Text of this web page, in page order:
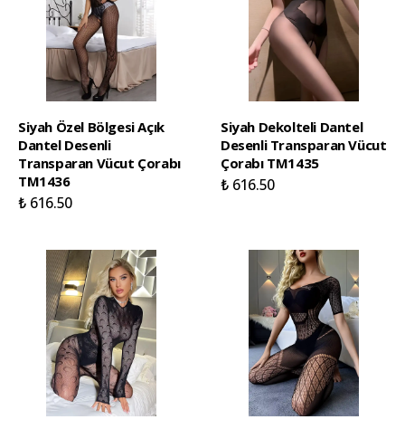
Siyah Özel Bölgesi Açık
Dantel Desenli
Transparan Vücut Çorabı
TM1436
₺ 616.50
Siyah Dekolteli Dantel
Desenli Transparan Vücut
Çorabı TM1435
₺ 616.50